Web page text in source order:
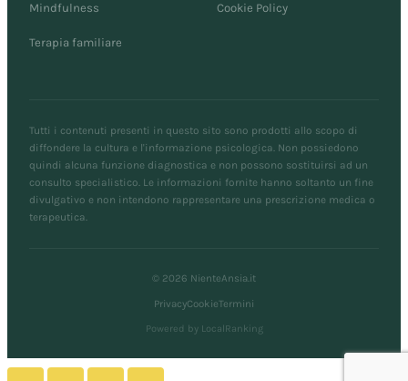
Mindfulness
Terapia familiare
Cookie Policy
Tutti i contenuti presenti in questo sito sono prodotti allo scopo di
diffondere la cultura e l'informazione psicologica. Non possiedono
quindi alcuna funzione diagnostica e non possono sostituirsi ad un
consulto specialistico. Le informazioni fornite hanno soltanto un fine
divulgativo e non intendono rappresentare una prescrizione medica o
terapeutica.
© 2026 NienteAnsia.it
PrivacyCookieTermini
Powered by LocalRanking